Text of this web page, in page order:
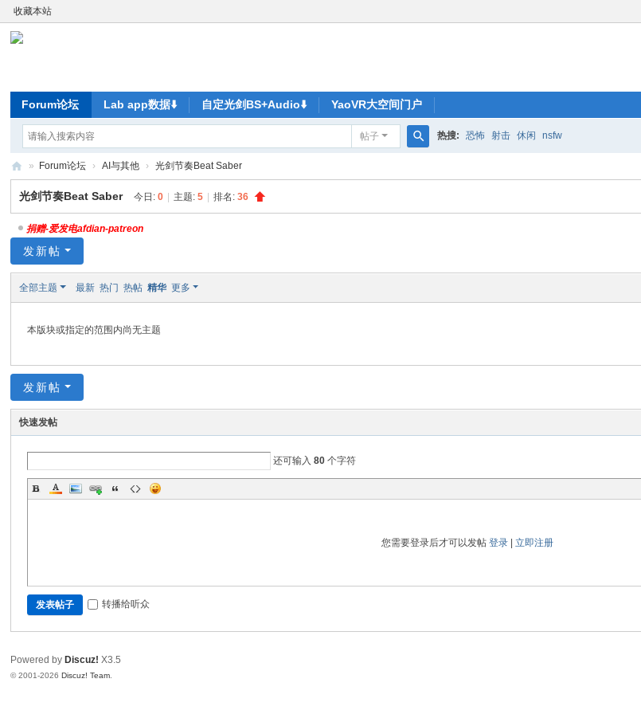
收藏本站
Forum论坛 Lab app数据⬇️ 自定光剑BS+Audio⬇️ YaoVR大空间门户
帖子
索
热搜: 恐怖 射击 休闲 nsfw
ya
o
V
R-
元
宇
头
» Forum论坛 › AI与其他 › 光剑节奏Beat Saber
光剑节奏Beat Saber 今日:0 主题:5 排名:36
捐赠-爱发电afdian-patreon
发新帖
全部主题 最新 热门 热帖 精华 更多
本版块或指定的范围内尚无主题
发新帖
快速发帖
还可输入80 个字符
您需要登录后才可以发帖 登录| 立即注册
发表帖子 转播给听众
Powered by Discuz! X3.5
© 2001-2026Discuz! Team